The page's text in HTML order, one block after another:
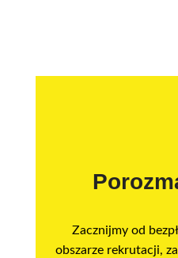
Zacznijmy od
obszarze rekrutacji,